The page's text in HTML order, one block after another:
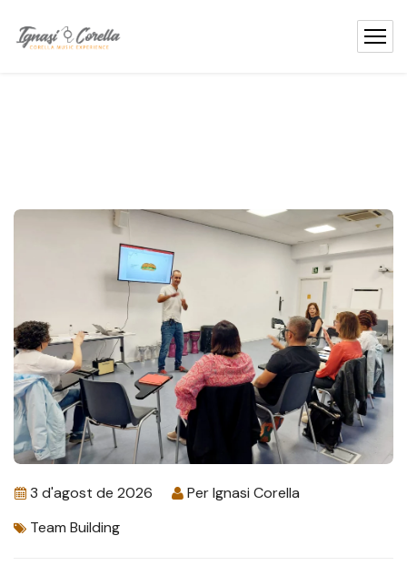
3 d'agost de 2026 PerIgnasi Corella
Team Building